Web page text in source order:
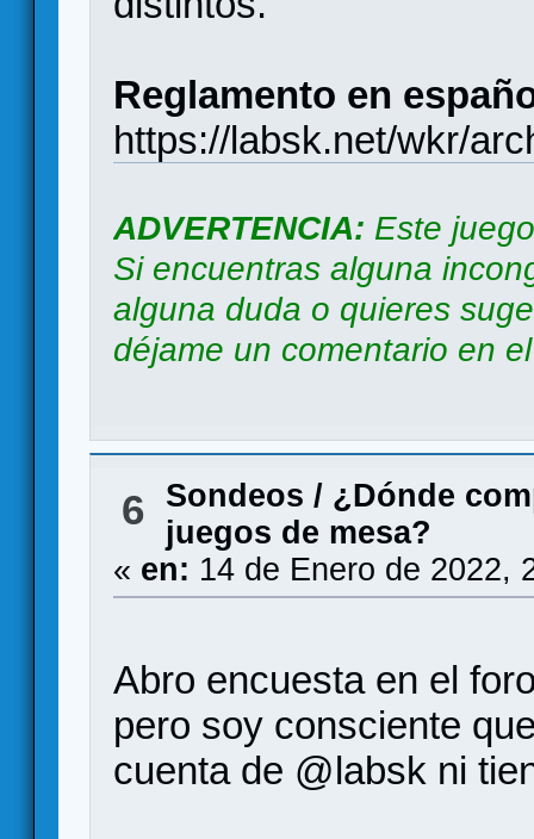
Reglamento en
https://labsk.net/wkr/
ADVERTENCIA: Este
Si encuentras alguna
alguna duda o quieres
déjame un comentario en
6 Sondeos / ¿Dónde
juegos de mesa?
« en: 14 de Enero de 2022,
Abro encuesta en el
pero soy consciente
cuenta de @labsk ni